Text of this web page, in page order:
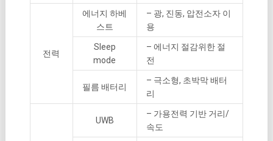
전력
에너지 하베
스트
– 광, 진동, 압전소자 이
용
Sleep
mode
– 에너지 절감위한 절
전
필름 배터리
– 극소형, 초박막 배터
리
UWB
– 가용전력 기반 거리/
속도